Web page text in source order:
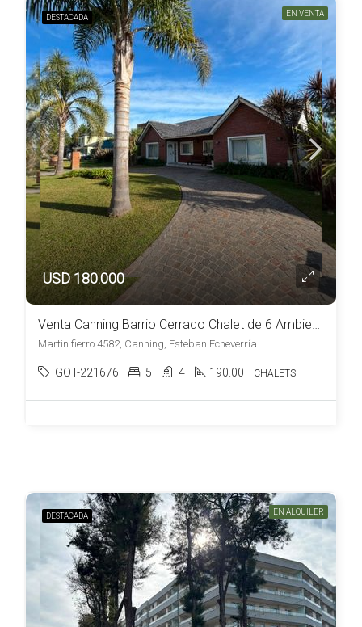
DESTACADA EN VENTA
USD 180.000
Venta Canning Barrio Cerrado Chalet de 6 Ambientes Lote de 1080 m2 Super Completa c/Piscina
Martin fierro 4582, Canning, Esteban Echeverría
GOT-221676 5 4 190.00 CHALETS
DESTACADA EN ALQUILER